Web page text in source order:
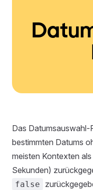
Das Datumsauswahl-
bestimmten Datums
meisten Kontexten
Sekunden)
false